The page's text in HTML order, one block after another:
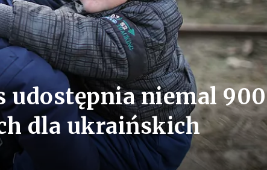
udostępnia niemal 900
dla ukraińskich